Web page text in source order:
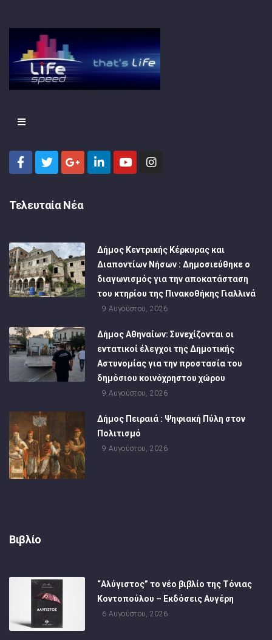
Τελευταία Νέα
Δήμος Κεντρικής Κέρκυρας και
Διαποντίων Νήσων : Δημοσιεύθηκε ο
διαγωνισμός για την αποκατάσταση
του κτηρίου της Πινακοθήκης Γιαλλινά
9 Αυγούστου, 2026
Δήμος Αθηναίων: Συνεχίζονται οι
εντατικοί έλεγχοι της Δημοτικής
Αστυνομίας για την προστασία του
δημόσιου κοινόχρηστου χώρου
9 Αυγούστου, 2026
Δήμος Πειραιά : Ψηφιακή Πύλη στον
Πολιτισμό
9 Αυγούστου, 2026
Βιβλίο
“Αλύγιστος” το νέο βιβλίο της Τόνιας
Κοντοπούλου – Εκδόσεις Αυγέρη
6 Αυγούστου, 2026